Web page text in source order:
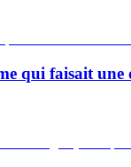
qui faisait une